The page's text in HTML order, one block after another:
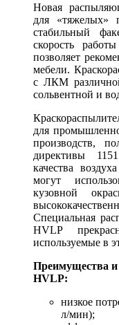
Новая
для «тяжелых»
стабильный
скорость
позволяет
мебели.
с ЛКМ
сольвентной и
для
производств,
директивы
качества
могут
кузовной
Специальная
HVLP
используемые в
Преимущества и
HVLP:
низкое
л/мин);